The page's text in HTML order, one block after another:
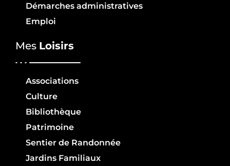
Démarches administratives
Emploi
Mes Loisirs
Associations
Culture
Bibliothèque
Patrimoine
Sentier de Randonnée
Jardins Familiaux